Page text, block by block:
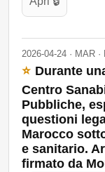
2026-04-24 · MAR ·
⭐ Durante
Centro
Pubbliche,
questioni
Marocco
e sanitario.
firmato da